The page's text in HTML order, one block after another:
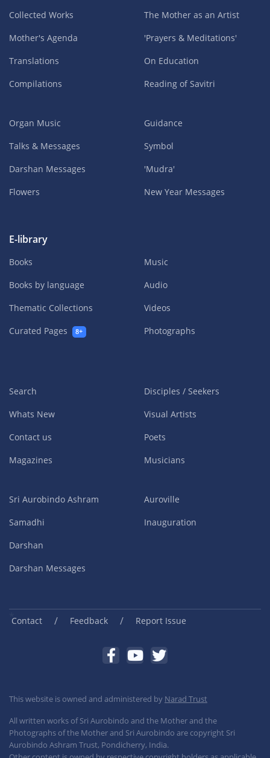
Collected Works
Mother's Agenda
Translations
Compilations
The Mother as an Artist
'Prayers & Meditations'
On Education
Reading of Savitri
Organ Music
Talks & Messages
Darshan Messages
Flowers
Guidance
Symbol
'Mudra'
New Year Messages
E-library
Books
Books by language
Thematic Collections
Curated Pages
8+
Music
Audio
Videos
Photographs
Search
Whats New
Contact us
Magazines
Disciples / Seekers
Visual Artists
Poets
Musicians
Sri Aurobindo Ashram
Samadhi
Darshan
Darshan Messages
Auroville
Inauguration
Contact / Feedback / Report Issue
This website is owned and administered by Narad Trust
All written works of Sri Aurobindo and the Mother and the
Photographs of the Mother and Sri Aurobindo are copyright Sri
Aurobindo Ashram Trust, Pondicherry, India.